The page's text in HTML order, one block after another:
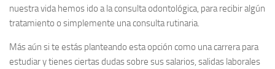
nuestra vida hemos ido a la consulta odontológica, para recibir algún
tratamiento o simplemente una consulta rutinaria.
Más aún si te estás planteando esta opción como una carrera para
estudiar y tienes ciertas dudas sobre sus salarios, salidas laborales